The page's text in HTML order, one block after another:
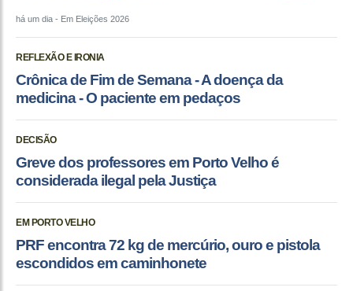
há um dia - Em Eleições 2026
REFLEXÃO E IRONIA
Crônica de Fim de Semana - A doença da
medicina - O paciente em pedaços
DECISÃO
Greve dos professores em Porto Velho é
considerada ilegal pela Justiça
EM PORTO VELHO
PRF encontra 72 kg de mercúrio, ouro e pistola
escondidos em caminhonete